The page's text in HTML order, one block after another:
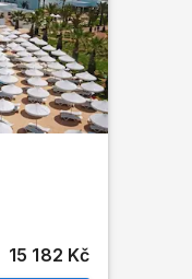
15 182 Kč